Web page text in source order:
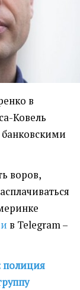
в
Ковель
банковскими
воров,
в Telegram –
полиция